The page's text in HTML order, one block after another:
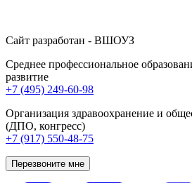
Сайт разработан - ВШОУЗ
Среднее профессиональное
развитие
+7 (495) 249-60-98
Организация здравоохранение и
(ДПО, конгресс)
+7 (917) 550-48-75
Перезвоните мне